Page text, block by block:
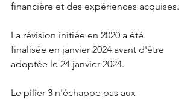
financière et des expériences acquises.
La révision initiée en 2020 a été
finalisée en janvier 2024 avant d'être
adoptée le 24 janvier 2024.
Le pilier 3 n'échappe pas aux